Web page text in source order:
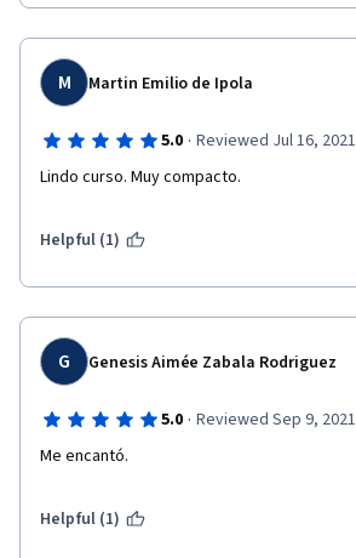
M Martin Emilio de Ipola
5.0 · Reviewed Jul 16, 2021
Lindo curso. Muy compacto.
Helpful (1)
G Genesis Aimée Zabala Rodriguez
5.0 · Reviewed Sep 9, 2021
Me encantó.
Helpful (1)